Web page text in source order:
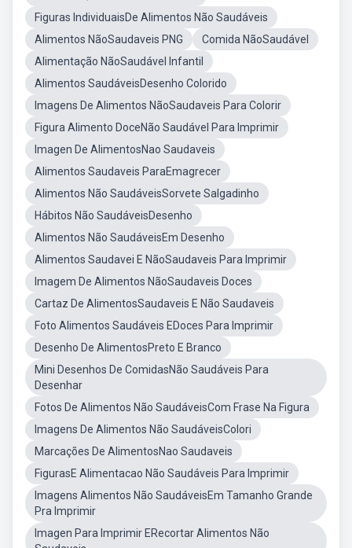
Figuras IndividuaisDe Alimentos Não Saudáveis
Alimentos NãoSaudaveis PNG
Comida NãoSaudável
Alimentação NãoSaudável Infantil
Alimentos SaudáveisDesenho Colorido
Imagens De Alimentos NãoSaudaveis Para Colorir
Figura Alimento DoceNão Saudável Para Imprimir
Imagen De AlimentosNao Saudaveis
Alimentos Saudaveis ParaEmagrecer
Alimentos Não SaudáveisSorvete Salgadinho
Hábitos Não SaudáveisDesenho
Alimentos Não SaudáveisEm Desenho
Alimentos Saudavei E NãoSaudaveis Para Imprimir
Imagem De Alimentos NãoSaudaveis Doces
Cartaz De AlimentosSaudaveis E Não Saudaveis
Foto Alimentos Saudáveis EDoces Para Imprimir
Desenho De AlimentosPreto E Branco
Mini Desenhos De ComidasNão Saudáveis Para
Desenhar
Fotos De Alimentos Não SaudáveisCom Frase Na Figura
Imagens De Alimentos Não SaudáveisColori
Marcações De AlimentosNao Saudaveis
FigurasE Alimentacao Não Saudáveis Para Imprimir
Imagens Alimentos Não SaudáveisEm Tamanho Grande
Pra Imprimir
Imagen Para Imprimir ERecortar Alimentos Não